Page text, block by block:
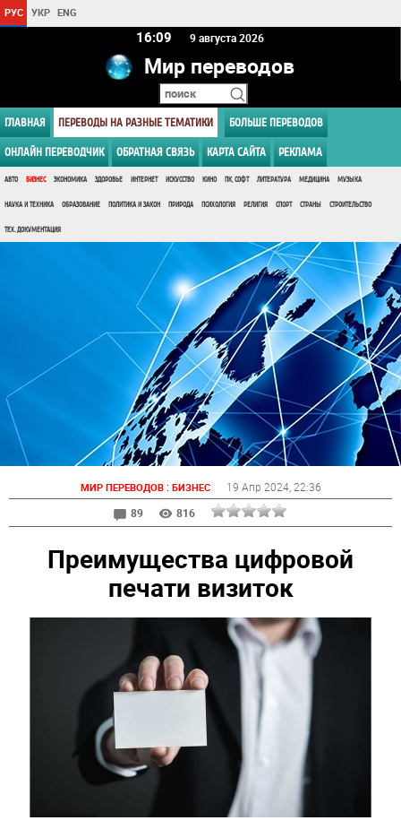
РУС УКР ENG
16 09 9 августа 2026
Мир переводов
ГЛАВНАЯ ПЕРЕВОДЫ НА РАЗНЫЕ ТЕМАТИКИ БОЛЬШЕ ПЕРЕВОДОВ
ОНЛАЙН ПЕРЕВОДЧИК ОБРАТНАЯ СВЯЗЬ КАРТА САЙТА РЕКЛАМА
АВТО БИЗНЕС ЭКОНОМИКА ЗДОРОВЬЕ ИНТЕРНЕТ ИСКУССТВО КИНО ПК, СОФТ ЛИТЕРАТУРА МЕДИЦИНА МУЗЫКА
НАУКА И ТЕХНИКА ОБРАЗОВАНИЕ ПОЛИТИКА И ЗАКОН ПРИРОДА ПСИХОЛОГИЯ РЕЛИГИЯ СПОРТ СТРАНЫ СТРОИТЕЛЬСТВО
ТЕХ. ДОКУМЕНТАЦИЯ
МИР ПЕРЕВОДОВ: БИЗНЕС 19 Апр 2024, 22:36
89
816
Преимущества цифровой
печати визиток